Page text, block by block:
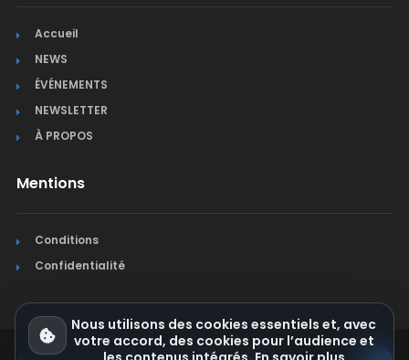
Accueil
NEWS
ÉVÉNEMENTS
NEWSLETTER
À PROPOS
Mentions
Conditions
Confidentialité
Nous utilisons des cookies essentiels et, avec
votre accord, des cookies pour l’audience et